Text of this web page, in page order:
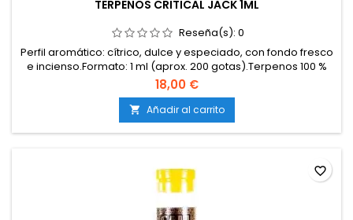
TERPENOS CRITICAL JACK 1ML
Reseña(s): 0
Perfil aromático: cítrico, dulce y especiado, con fondo fresco
e incienso.Formato: 1 ml (aprox. 200 gotas).Terpenos 100 %
naturales, libres de cannabinoides, disolventes y
aditivos.Elaborados con materias primas de cultivos
sostenibles, libres de OGM y pesticidas.Apto para vapeo,
aromatización de extracciones, cosmética y alimentación....
18,00 €
 Añadir al carrito
favorite_border